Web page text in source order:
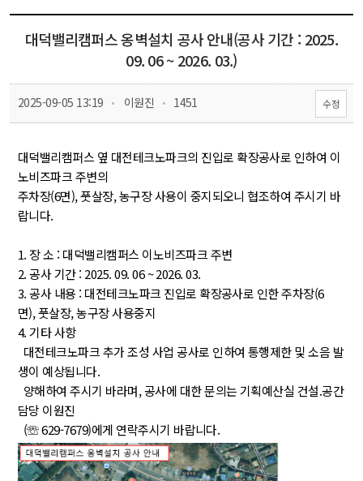
유
대덕밸리캠퍼스 옹벽설치 공사 안내(공사 기간 : 2025.
09. 06 ~ 2026. 03.)
2025-09-05 13:19 이원진 1451 수정
대덕밸리캠퍼스 옆 대전테크노파크의 진입로 확장공사로 인하여 이
노비즈파크 주변의
주차장(6면), 풋살장, 농구장 사용이 중지되오니 협조하여 주시기 바
랍니다.
1. 장 소 : 대덕밸리캠퍼스 이노비즈파크 주변
2. 공사 기간 : 2025. 09. 06 ~ 2026. 03.
3. 공사 내용 : 대전테크노파크 진입로 확장공사로 인한 주차장(6
면), 풋살장, 농구장 사용중지
4. 기타 사항
대전테크노파크 추가 조성 사업 공사로 인하여 통행제한 및 소음 발
생이 예상됩니다.
양해하여 주시기 바라며, 공사에 대한 문의는 기획예산실 건설.공간
담당 이원진
(☏ 629-7679)에게 연락주시기 바랍니다.